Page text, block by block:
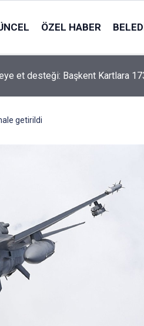
ÖZEL HABER
et desteği: Başkent Kartlara
getirildi